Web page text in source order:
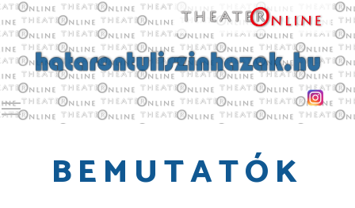
Toggle main menu visibility
BEMUTATÓK